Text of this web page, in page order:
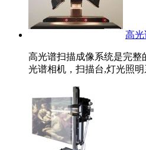
高
高光谱扫描成像系统是完整
光谱相机，扫描台,灯光照明